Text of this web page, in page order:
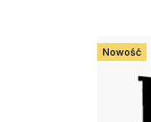
Nowość